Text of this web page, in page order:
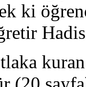
ki
kuran